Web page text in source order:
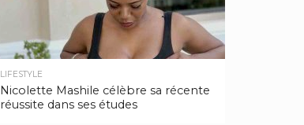
LIFESTYLE
Nicolette Mashile célèbre sa récente
réussite dans ses études